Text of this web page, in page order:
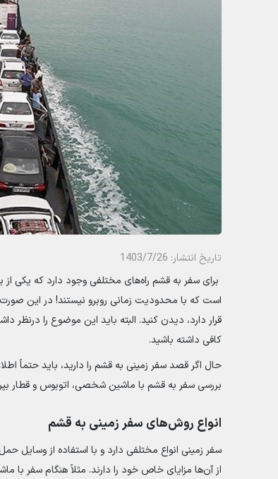
تاریخ انتشار: 1403/7/26
برای سفر به قشم راه‌های مختلفی وجود دارد که یکی
است که با محدودیت زمانی روبرو نیستند! در این
قرار دارد، دیدن کنید. البته باید این موضوع را
کافی داشته باشید.
حال اگر قصد سفر زمینی به قشم را دارید، باید حتماً
بررسی سفر به قشم با ماشین شخصی، اتوبوس و قطار
انواع روش‌های سفر زمینی به قشم
سفر زمینی انواع مختلفی دارد و با استفاده از
از آن‌ها مزایای خاص خود را دارند. مثلاً هنگام سفر